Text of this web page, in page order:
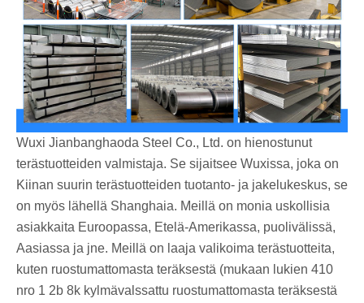
Wuxi Jianbanghaoda Steel Co., Ltd. on hienostunut
terästuotteiden valmistaja. Se sijaitsee Wuxissa, joka on
Kiinan suurin terästuotteiden tuotanto- ja jakelukeskus, se
on myös lähellä Shanghaia. Meillä on monia uskollisia
asiakkaita Euroopassa, Etelä-Amerikassa, puolivälissä,
Aasiassa ja jne. Meillä on laaja valikoima terästuotteita,
kuten ruostumattomasta teräksestä (mukaan lukien 410
nro 1 2b 8k kylmävalssattu ruostumattomasta teräksestä